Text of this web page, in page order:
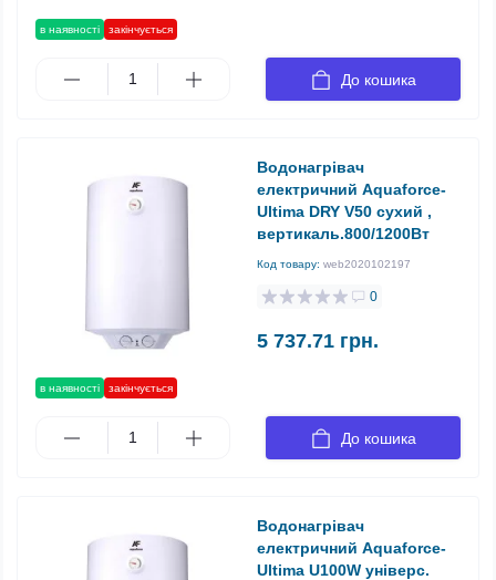
в наявності закінчується
До кошика
в наявності закінчується
Водонагрівач
електричний Aquaforce-
Ultima DRY V50 сухий ,
вертикаль.800/1200Вт
Код товару: web2020102197
0
5 737.71 грн.
До кошика
Водонагрівач
електричний Aquaforce-
Ultima U100W універс.